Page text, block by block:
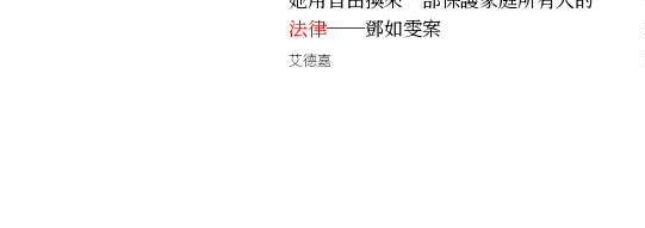
法律──鄧如雯案
艾德嘉